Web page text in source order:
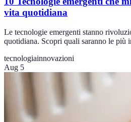
vita quotidiana
Le tecnologie emergenti stanno
quotidiana. Scopri quali saranno le più
tecnologiainnovazioni
Aug 5